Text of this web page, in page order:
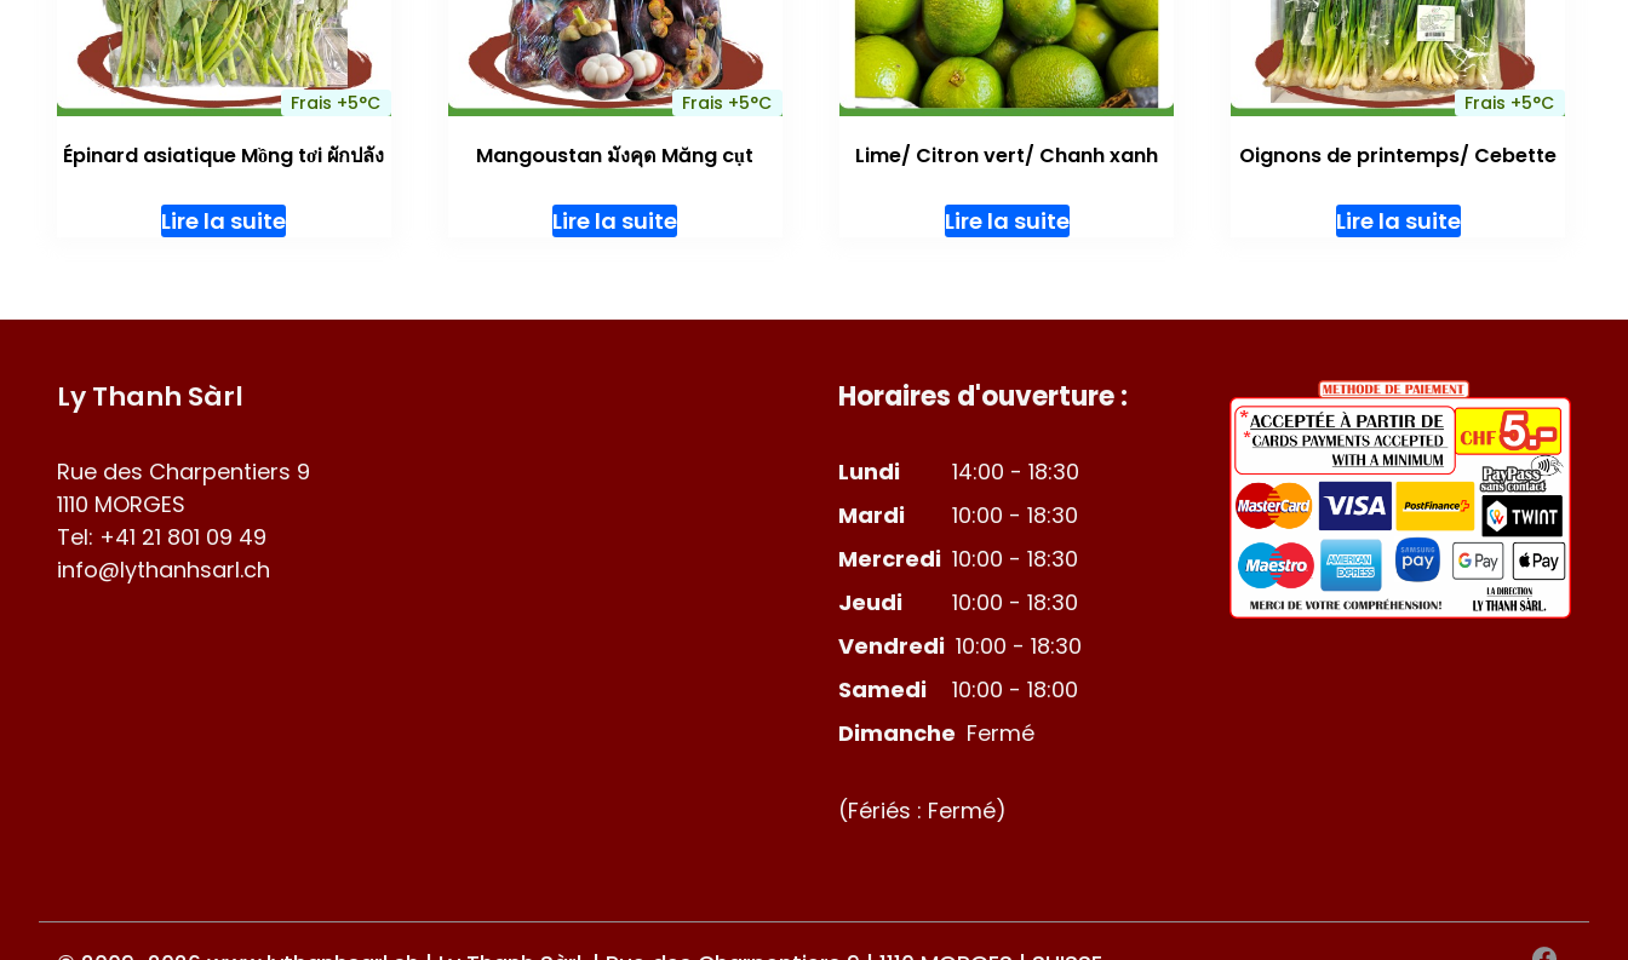
Frais +5°C
Épinard asiatique Mồng tơi ผักปลัง
Lire la suite
Frais +5°C
Mangoustan มังคุด Măng cụt
Lire la suite
Lime/ Citron vert/ Chanh xanh
Lire la suite
Frais +5°C
Oignons de printemps/ Cebette
Lire la suite
Ly Thanh Sàrl
Rue des Charpentiers 9
1110 MORGES
Tel: +41 21 801 09 49
info@lythanhsarl.ch
Horaires d'ouverture :
Lundi
14:00 - 18:30
Mardi
10:00 - 18:30
Mercredi 10:00 - 18:30
Jeudi
10:00 - 18:30
Vendredi 10:00 - 18:30
Samedi
10:00 - 18:00
Dimanche Fermé
(Fériés : Fermé)